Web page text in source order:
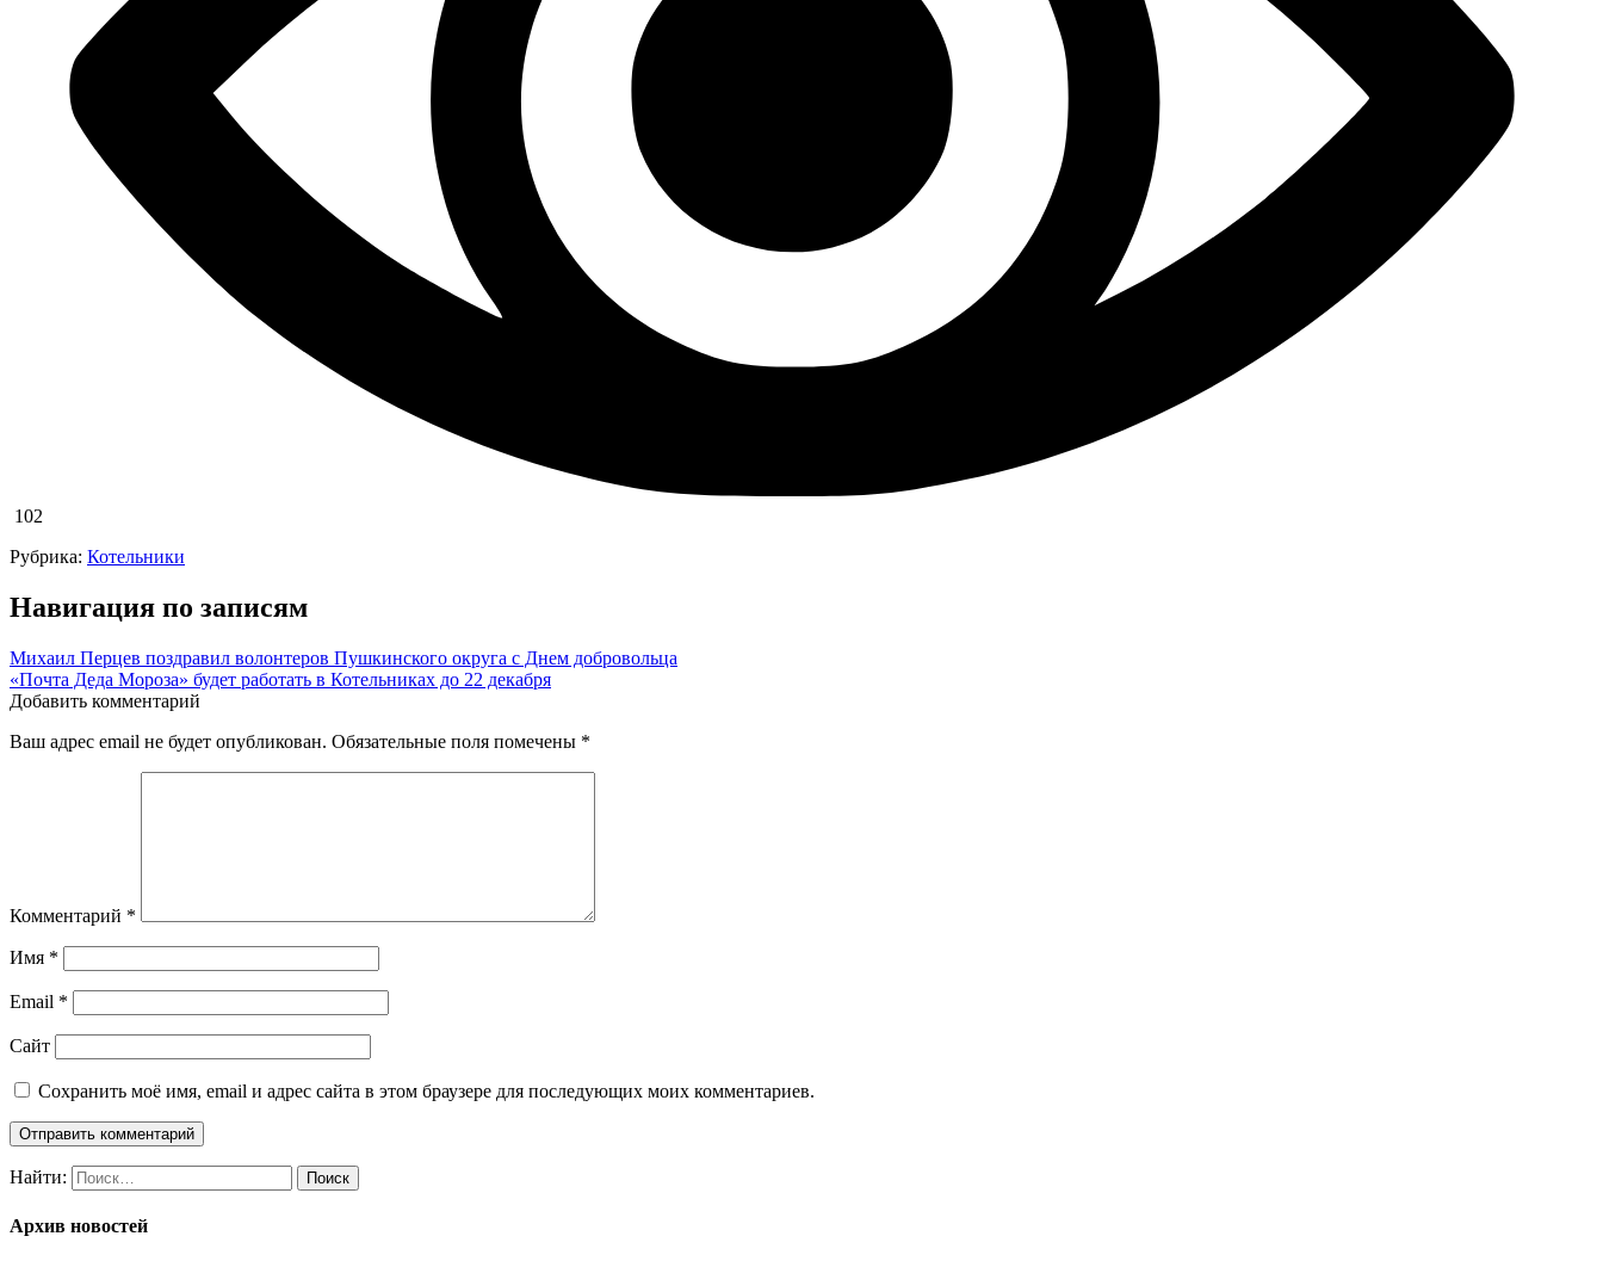
102
Рубрика: Котельники
Навигация по записям
Михаил Перцев поздравил волонтеров Пушкинского округа с Днем добровольца
«Почта Деда Мороза» будет работать в Котельниках до 22 декабря
Добавить комментарий
Ваш адрес email не будет опубликован. Обязательные поля помечены *
Комментарий *
Имя *
Email *
Сайт
Сохранить моё имя, email и адрес сайта в этом браузере для последующих моих комментариев.
Найти:
Архив новостей